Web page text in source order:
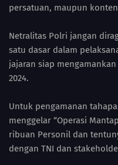
persatuan, maupun
Netralitas Polri jangan
satu dasar dalam
jajaran siap
2024.
Untuk pengamanan
menggelar “Operasi
ribuan Personil dan
dengan TNI dan